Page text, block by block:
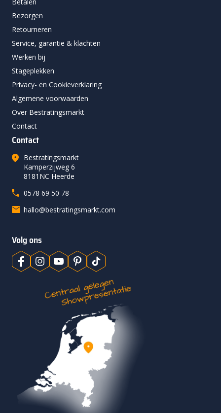
Bezorgen
Retourneren
Service, garantie & klachten
Werken bij
Stageplekken
Privacy- en Cookieverklaring
Algemene voorwaarden
Over Bestratingsmarkt
Contact
Contact
Bestratingsmarkt
Kamperzijweg 6
8181NC Heerde
0578 69 50 78
hallo@bestratingsmarkt.com
Volg ons